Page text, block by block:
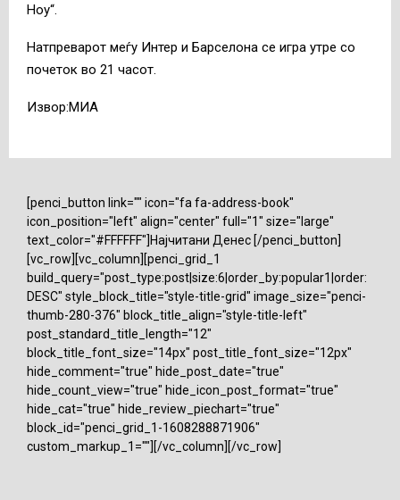
Ноу“.
Натпреварот меѓу Интер и Барселона се игра утре со
почеток во 21 часот.
Извор:МИА
[penci_button link="" icon="fa fa-address-book"
icon_position="left" align="center" full="1" size="large"
text_color="#FFFFFF"]Најчитани Денес [/penci_button]
[vc_row][vc_column][penci_grid_1
build_query="post_type:post|size:6|order_by:popular1|order:
DESC" style_block_title="style-title-grid" image_size="penci-
thumb-280-376" block_title_align="style-title-left"
post_standard_title_length="12"
block_title_font_size="14px" post_title_font_size="12px"
hide_comment="true" hide_post_date="true"
hide_count_view="true" hide_icon_post_format="true"
hide_cat="true" hide_review_piechart="true"
block_id="penci_grid_1-1608288871906"
custom_markup_1=""][/vc_column][/vc_row]